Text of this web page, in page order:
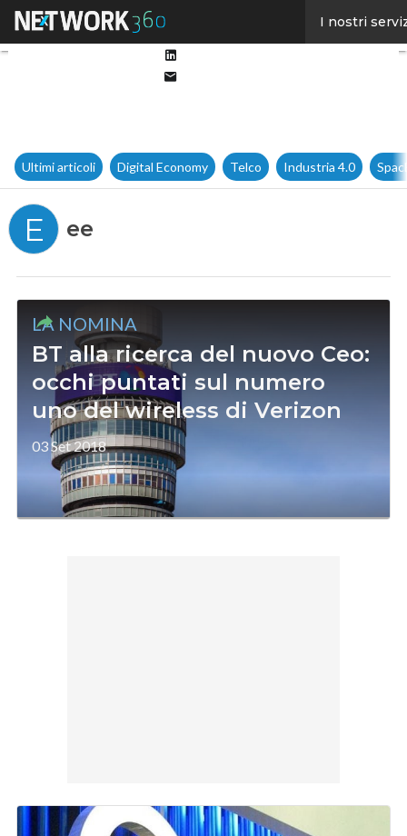
I nostri
Ultimi articoli Digital Economy Telco Industria 4.0
E ee
LA NOMINA
BT alla ricerca del nuovo Ceo:
occhi puntati sul numero
uno del wireless di Verizon
03 Set 2018